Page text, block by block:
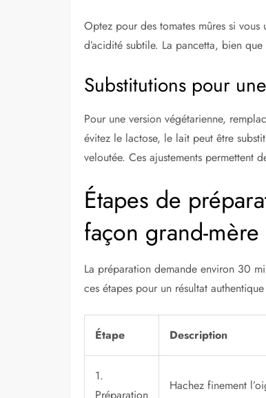
Optez pour des tomates mûres si
d’acidité subtile. La pancetta, bien
Substitutions pour
Pour une version végétarienne,
évitez le lactose, le lait peut être
veloutée. Ces ajustements permettent
Étapes de
façon grand-mère
La préparation demande environ 30
ces étapes pour un résultat
Étape Description
1.
Préparation
Hachez finement